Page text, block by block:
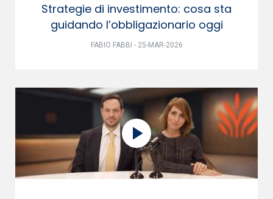
Strategie di investimento: cosa sta
guidando l’obbligazionario oggi
FABIO FABBI - 25-MAR-2026